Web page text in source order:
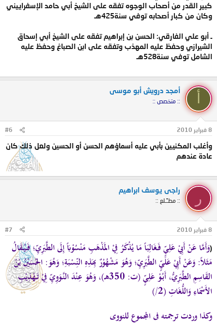
كبير القدر من أصحاب الوجوه تفقه على الشيخ أبي حامد الإسفراييني
وكان من كبار أصحابه توفي سنة425هـ
ـ أبو علي الفارقي: الحسن بن إبراهيم تفقه على الشيخ أبي إسحاق
الشيرازي وحفظ عليه المهذب وتفقه على ابن الصباغ وحفظ عليه
الشامل توفي سنة528هـ
أمجد درويش أبو موسى
:: متخصص ::
8 فبراير 2010 #6
وأغلب المكنيين بأبي عليه أسماؤهم الحسن أو الحسين ولعل ذلك كان
عادة عندهم
ر
راجى يوسف ابراهيم
:: مطـًـلع ::
8 فبراير 2010 #7
(وَأَمَّا عَنْ أَبِيْ عَلِيٍّفَغَالِبَاً مَا يُذْكَرُ فِيْ المَذْهَبِ مَنْسُوْبَاً إِلَى الطَّبَرِيِّ؛ فَيُقَالُ
مَثَلاً: وَعَنْأَبِيْ عَلَيٍّ الطَّبَرِيِّ؛ وَهُوَ مَشْهُوْرٌ بِهَذِهِ النِّسْبَةِ؛ وَهُوَ: الحُسَيْنُ بْنُ
القَاسِمِ الطَّبَرِيُّ، أَبُوْ عَلِيٍّ (ت: 350هـ)، وَهُوَ عِنْدَ النَّوَوِيِّ فِيْ تَهْذِيْبِ
الأَسْمَاءِ وَاللُّغَاتِ (2/)
وكذا وردت ترجمته فى المجموع للنووى